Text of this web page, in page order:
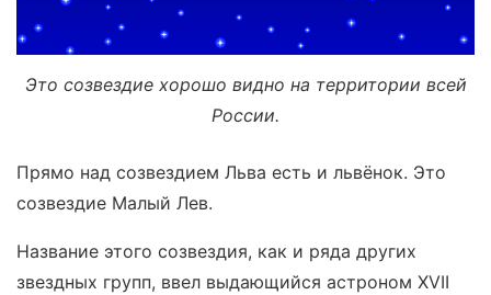
Это созвездие хорошо видно на территории всей
России.
Прямо над созвездием Льва есть и львёнок. Это
созвездие Малый Лев.
Название этого созвездия, как и ряда других
звездных групп, ввел выдающийся астроном XVII